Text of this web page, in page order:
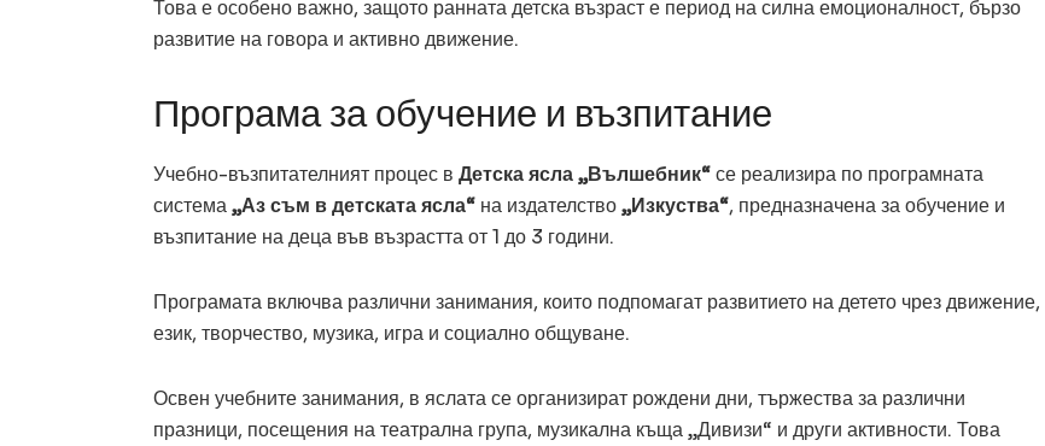
Това е особено важно, защото ранната детска възраст е период на силна емоционалност, бързо
развитие на говора и активно движение.
Програма за обучение и възпитание
Учебно-възпитателният процес в Детска ясла „Вълшебник“се реализира по програмната
система„Аз съм в детската ясла“ на издателство„Изкуства“, предназначена за обучение и
възпитание на деца във възрастта от 1 до 3 години.
Програмата включва различни занимания, които подпомагат развитието на детето чрез движение,
език, творчество, музика, игра и социално общуване.
Освен учебните занимания, в яслата се организират рождени дни, тържества за различни
празници, посещения на театрална група, музикална къща „Дивизи“ и други активности. Това